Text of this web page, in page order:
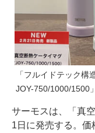
「フルイドテック
JOY-750/1000/1500」
サーモスは、「真
1日に発売する。価